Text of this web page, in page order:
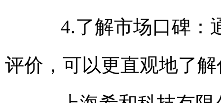
4.了解市场口碑：通
评价，可以更直观地了